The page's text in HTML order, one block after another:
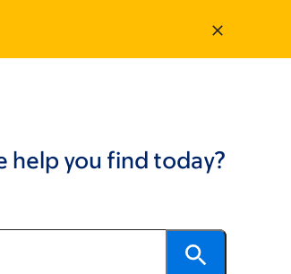
help you find today?